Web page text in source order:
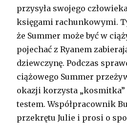
przysyła swojego
księgami rachunkowymi.
że Summer może być w
pojechać z Ryanem
dziewczynę. Podczas
ciążowego Summer
okazji korzysta
testem. Współpracownik
przekrętu Julie i prosi o